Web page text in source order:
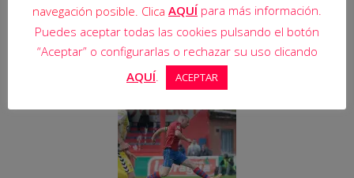
navegación posible. Clica AQUÍ para más información.
Puedes aceptar todas las cookies pulsando el botón
“Aceptar” o configurarlas o rechazar su uso clicando
AQUÍ. ACEPTAR